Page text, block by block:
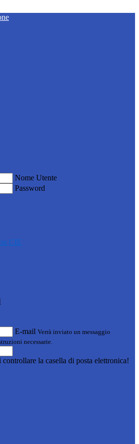
Nome Utente
Password
CIE
E-mail Verrà inviato un messaggio
necessarie.
la casella di posta elettronica!